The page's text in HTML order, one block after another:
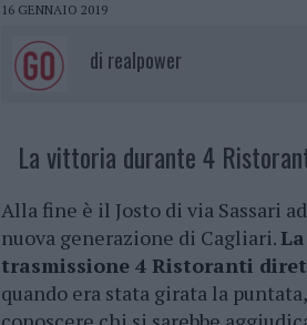
16 GENNAIO 2019
di realpower
La vittoria durante 4
Alla fine è il Josto di via Sassari
nuova generazione di Cagliari.
trasmissione 4 Ristoranti
quando era stata girata la